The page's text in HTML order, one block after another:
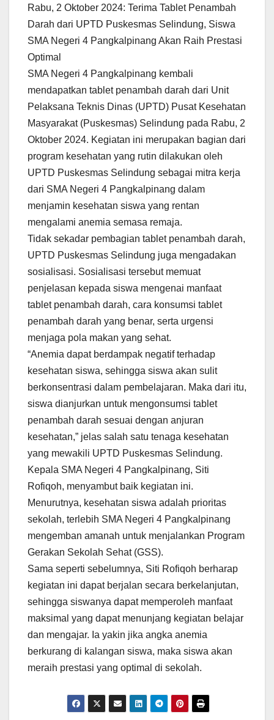
Rabu, 2 Oktober 2024: Terima Tablet Penambah
Darah dari UPTD Puskesmas Selindung, Siswa
SMA Negeri 4 Pangkalpinang Akan Raih Prestasi
Optimal
SMA Negeri 4 Pangkalpinang kembali
mendapatkan tablet penambah darah dari Unit
Pelaksana Teknis Dinas (UPTD) Pusat Kesehatan
Masyarakat (Puskesmas) Selindung pada Rabu, 2
Oktober 2024. Kegiatan ini merupakan bagian dari
program kesehatan yang rutin dilakukan oleh
UPTD Puskesmas Selindung sebagai mitra kerja
dari SMA Negeri 4 Pangkalpinang dalam
menjamin kesehatan siswa yang rentan
mengalami anemia semasa remaja.
Tidak sekadar pembagian tablet penambah darah,
UPTD Puskesmas Selindung juga mengadakan
sosialisasi. Sosialisasi tersebut memuat
penjelasan kepada siswa mengenai manfaat
tablet penambah darah, cara konsumsi tablet
penambah darah yang benar, serta urgensi
menjaga pola makan yang sehat.
“Anemia dapat berdampak negatif terhadap
kesehatan siswa, sehingga siswa akan sulit
berkonsentrasi dalam pembelajaran. Maka dari itu,
siswa dianjurkan untuk mengonsumsi tablet
penambah darah sesuai dengan anjuran
kesehatan,” jelas salah satu tenaga kesehatan
yang mewakili UPTD Puskesmas Selindung.
Kepala SMA Negeri 4 Pangkalpinang, Siti
Rofiqoh, menyambut baik kegiatan ini.
Menurutnya, kesehatan siswa adalah prioritas
sekolah, terlebih SMA Negeri 4 Pangkalpinang
mengemban amanah untuk menjalankan Program
Gerakan Sekolah Sehat (GSS).
Sama seperti sebelumnya, Siti Rofiqoh berharap
kegiatan ini dapat berjalan secara berkelanjutan,
sehingga siswanya dapat memperoleh manfaat
maksimal yang dapat menunjang kegiatan belajar
dan mengajar. Ia yakin jika angka anemia
berkurang di kalangan siswa, maka siswa akan
meraih prestasi yang optimal di sekolah.